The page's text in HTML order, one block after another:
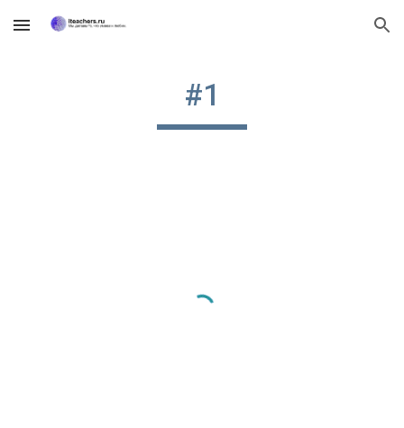
Skip to main content Skip to navigation
#1